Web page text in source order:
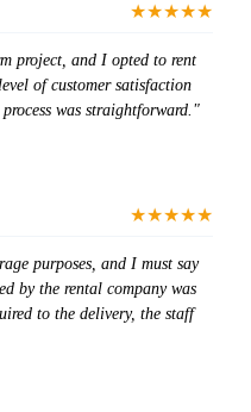
★★★★★
project, and I opted to rent
of customer satisfaction
was straightforward."
★★★★★
purposes, and I must say
by the rental company was
to the delivery, the staff